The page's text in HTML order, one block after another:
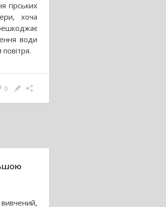
гірських
хоча
води
0